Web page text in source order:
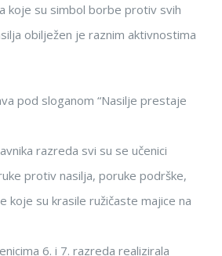
koje su simbol borbe protiv svih
obilježen je raznim aktivnostima
pod sloganom “Nasilje prestaje
razreda svi su se učenici
protiv nasilja, poruke podrške,
koje su krasile ružičaste majice na
6. i 7. razreda realizirala